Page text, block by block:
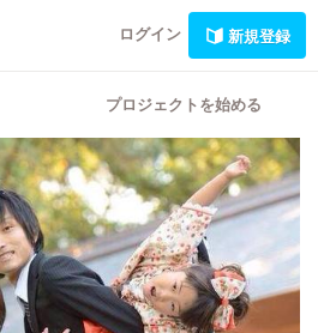
ログイン 新規登録
プロジェクトを始める